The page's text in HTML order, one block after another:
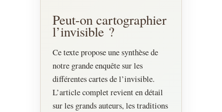
Peut-on cartographier
l’invisible ?
Ce texte propose une synthèse de
notre grande enquête sur les
différentes cartes de l’invisible.
L’article complet revient en détail
sur les grands auteurs, les traditions